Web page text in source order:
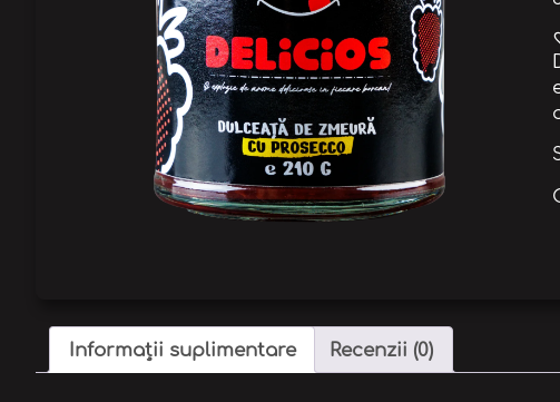
Informații suplimentare Recenzii (0)